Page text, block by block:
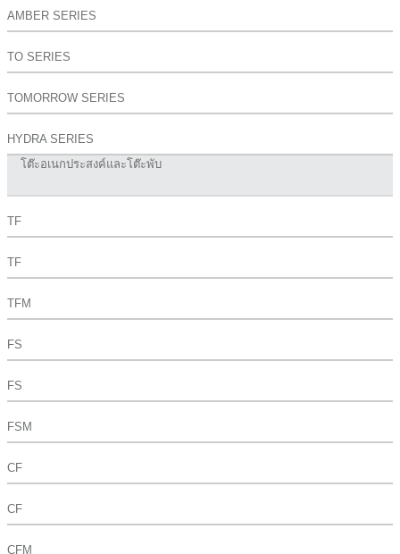
AMBER SERIES
TO SERIES
TOMORROW SERIES
HYDRA SERIES
โต๊ะอเนกประสงค์และโต๊ะพับ
TF
TF
TFM
FS
FS
FSM
CF
CF
CFM